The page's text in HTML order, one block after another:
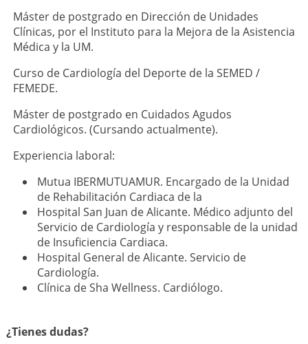
Máster de postgrado en Dirección de Unidades
Clínicas, por el Instituto para la Mejora de la Asistencia
Médica y la UM.
Curso de Cardiología del Deporte de la SEMED /
FEMEDE.
Máster de postgrado en Cuidados Agudos
Cardiológicos. (Cursando actualmente).
Experiencia laboral:
Mutua IBERMUTUAMUR. Encargado de la Unidad
de Rehabilitación Cardiaca de la
Hospital San Juan de Alicante. Médico adjunto del
Servicio de Cardiología y responsable de la unidad
de Insuficiencia Cardiaca.
Hospital General de Alicante. Servicio de
Cardiología.
Clínica de Sha Wellness. Cardiólogo.
¿Tienes dudas?